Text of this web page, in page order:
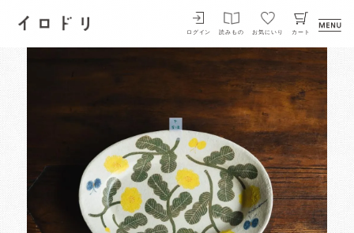
イロドリ
ログイン 読みもの お気にいり カート